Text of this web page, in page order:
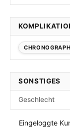
CHRONOGRAPH
SONSTIGES
Geschlecht
Eingeloggte